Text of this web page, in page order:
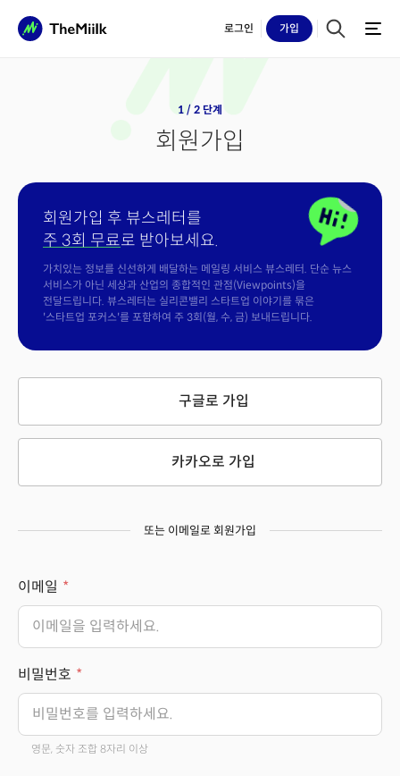
로그인 가입
1 / 2 단계
회원가입
회원가입 후 뷰스레터를
주 3회 무료로 받아보세요.
가치있는 정보를 신선하게 배달하는 메일링 서비스 뷰스레터. 단순 뉴스
서비스가 아닌 세상과 산업의 종합적인 관점(Viewpoints)을
전달드립니다. 뷰스레터는 실리콘밸리 스타트업 이야기를 묶은
'스타트업 포커스'를 포함하여 주 3회(월, 수, 금) 보내드립니다.
구글로 가입
카카오로 가입
또는 이메일로 회원가입
이메일
비밀번호
영문, 숫자 조합 8자리 이상